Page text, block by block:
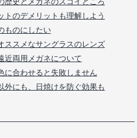
トのデメリットも理解しよう
ものにしたい
ススメなサングラスのレンズ
近両用メガネについて
に合わせると失敗しません
にも、日焼けを防ぐ効果も